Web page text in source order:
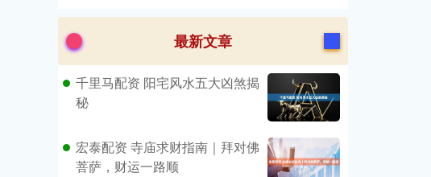
最新文章
千里马配资 阳宅风水五大凶煞揭
秘
宏泰配资 寺庙求财指南｜拜对佛
菩萨，财运一路顺